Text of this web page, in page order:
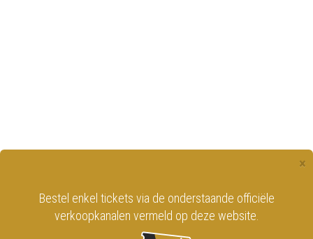
×
Bestel enkel tickets via de onderstaande officiële
verkoopkanalen vermeld op deze website.